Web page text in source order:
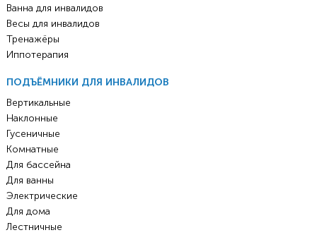
Ванна для инвалидов
Весы для инвалидов
Тренажёры
Иппотерапия
ПОДЪЁМНИКИ ДЛЯ ИНВАЛИДОВ
Вертикальные
Наклонные
Гусеничные
Комнатные
Для бассейна
Для ванны
Электрические
Для дома
Лестничные